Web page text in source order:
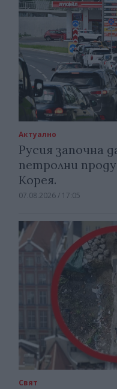
Актуално
Русия започна
петролни
Корея.
07.08.2026 / 17:05
Свят